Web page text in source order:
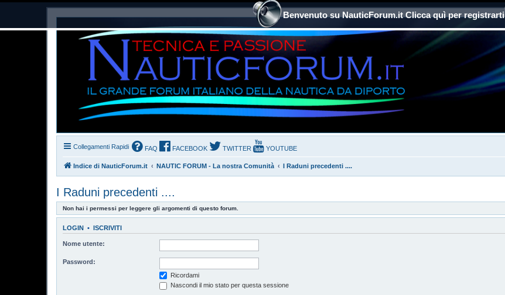
Benvenuto su NauticForum.it Clicca quì per registrarti
Collegamenti Rapidi FAQ FACEBOOK TWITTER YOUTUBE
Indice di NauticForum.it NAUTIC FORUM - La nostra Comunità I Raduni precedenti ....
I Raduni precedenti ....
Non hai i permessi per leggere gli argomenti di questo forum.
LOGIN • ISCRIVITI
Nome utente:
Password:
Ricordami
Nascondi il mio stato per questa sessione